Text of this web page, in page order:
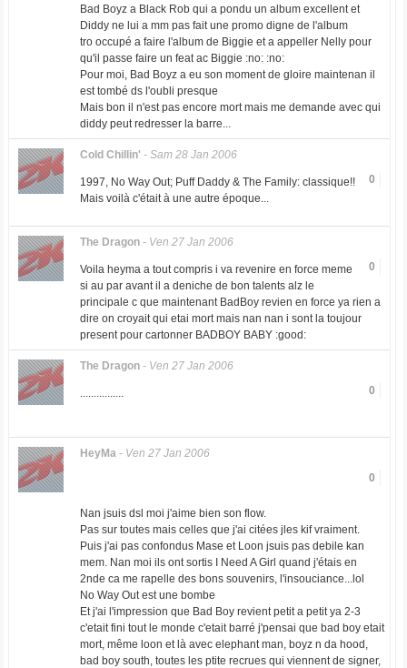
Bad Boyz a Black Rob qui a pondu un album excellent et
Diddy ne lui a mm pas fait une promo digne de l'album
tro occupé a faire l'album de Biggie et a appeller Nelly pour
qu'il passe faire un feat ac Biggie :no: :no:
Pour moi, Bad Boyz a eu son moment de gloire maintenan il
est tombé ds l'oubli presque
Mais bon il n'est pas encore mort mais me demande avec qui
diddy peut redresser la barre...
Cold Chillin' - Sam 28 Jan 2006
0
1997, No Way Out; Puff Daddy & The Family: classique!!
Mais voilà c'était à une autre époque...
The Dragon- Ven 27 Jan 2006
0
Voila heyma a tout compris i va revenire en force meme
si au par avant il a deniche de bon talents alz le
principale c que maintenant BadBoy revien en force ya rien a
dire on croyait qui etai mort mais nan nan i sont la toujour
present pour cartonner BADBOY BABY :good:
The Dragon- Ven 27 Jan 2006
0
................
HeyMa- Ven 27 Jan 2006
0
Nan jsuis dsl moi j'aime bien son flow.
Pas sur toutes mais celles que j'ai citées jles kif vraiment.
Puis j'ai pas confondus Mase et Loon jsuis pas debile kan
mem. Nan moi ils ont sortis I Need A Girl quand j'étais en
2nde ca me rapelle des bons souvenirs, l'insouciance...lol
No Way Out est une bombe
Et j'ai l'impression que Bad Boy revient petit a petit ya 2-3
c'etait fini tout le monde c'etait barré j'pensai que bad boy etait
mort, même loon et là avec elephant man, boyz n da hood,
bad boy south, toutes les ptite recrues qui viennent de signer,